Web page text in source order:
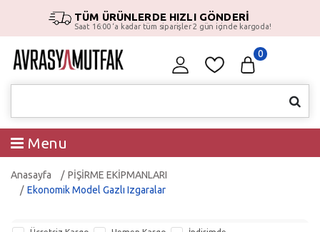
TÜM ÜRÜNLERDE HIZLI GÖNDERİ
Saat 16:00 ‘a kadar tüm siparişler 2 gün içinde kargoda!
0
Menu
Anasayfa
PİŞİRME EKİPMANLARI
Ekonomik Model Gazlı Izgaralar